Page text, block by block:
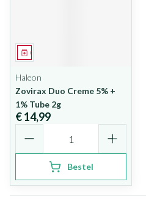
Geneesmiddel
Haleon
Zovirax Duo Creme 5% +
1% Tube 2g
€ 14,99
Bestel